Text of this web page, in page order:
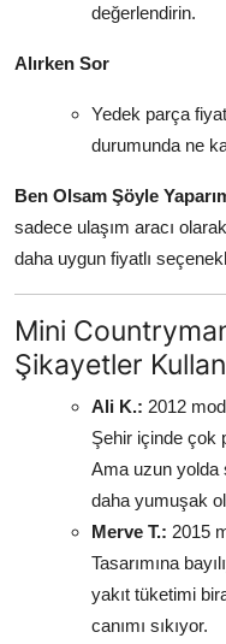
değerlendirin.
Alırken Sor
Yedek parça
durumunda ne
Ben Olsam Şöyle
sadece ulaşım aracı
daha uygun fiyatlı
Mini
Şikayetler
Ali K.: 2012
Şehir içinde çok
Ama uzun yolda
daha yumuşak
Merve T.: 2015
Tasarımına
yakıt tüketimi
canımı sıkıyor.